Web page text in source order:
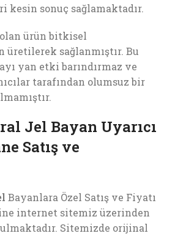
kesin sonuç sağlamaktadır.
ürün bitkisel
sağlanmıştır. Bu
yan etki barındırmaz ve
tarafından olumsuz bir
Jel Bayan Uyarıcı
Satış ve
Bayanlara Özel Satış ve Fiyatı
internet sitemiz üzerinden
Sitemizde orijinal